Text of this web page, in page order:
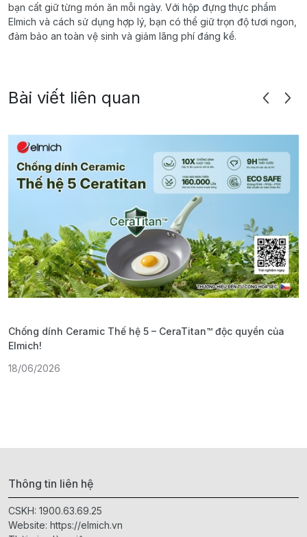
bạn cất giữ từng món ăn mỗi ngày. Với hộp đựng thực phẩm
Elmich và cách sử dụng hợp lý, bạn có thể giữ trọn độ tươi ngon,
đảm bảo an toàn vệ sinh và giảm lãng phí đáng kể.
Bài viết liên quan
Chống dính Ceramic Thế hệ 5 – CeraTitan™ độc quyền của
Elmich!
18/06/2026
Thông tin liên hệ
CSKH: 1900.63.69.25
Website: https://elmich.vn